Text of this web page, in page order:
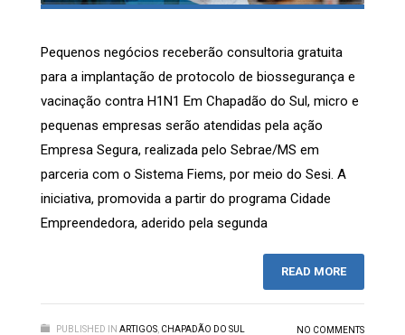
Pequenos negócios receberão consultoria gratuita
para a implantação de protocolo de biossegurança e
vacinação contra H1N1 Em Chapadão do Sul, micro e
pequenas empresas serão atendidas pela ação
Empresa Segura, realizada pelo Sebrae/MS em
parceria com o Sistema Fiems, por meio do Sesi. A
iniciativa, promovida a partir do programa Cidade
Empreendedora, aderido pela segunda
READ MORE
PUBLISHED IN ARTIGOS, CHAPADÃO DO SUL NO COMMENTS